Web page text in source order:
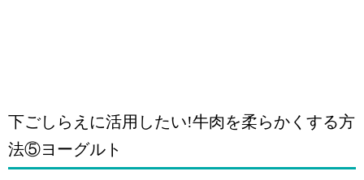
下ごしらえに活用したい!牛肉を柔らかくする方
法⑤ヨーグルト